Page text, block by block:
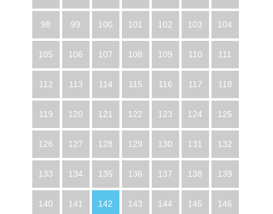
98 99 100 101 102 103 104
105 106 107 108 109 110 111
112 113 114 115 116 117 118
119 120 121 122 123 124 125
126 127 128 129 130 131 132
133 134 135 136 137 138 139
140 141 142 143 144 145 146